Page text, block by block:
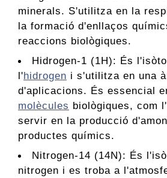
minerals. S'utilitza en la
la formació d'enllaços
reaccions biològiques.
Hidrogen-1 (1H): És
l'hidrogen i s'utilitza en una
d'aplicacions. És essencial
molècules biològiques, com
servir en la producció
productes químics.
Nitrogen-14 (14N): És
nitrogen i es troba a